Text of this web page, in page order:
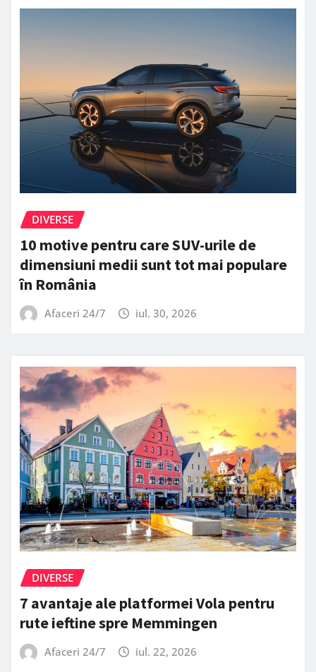
DIVERSE
10 motive pentru care SUV-urile de
dimensiuni medii sunt tot mai populare
în România
Afaceri 24/7 iul. 30, 2026
DIVERSE
7 avantaje ale platformei Vola pentru
rute ieftine spre Memmingen
Afaceri 24/7 iul. 22, 2026